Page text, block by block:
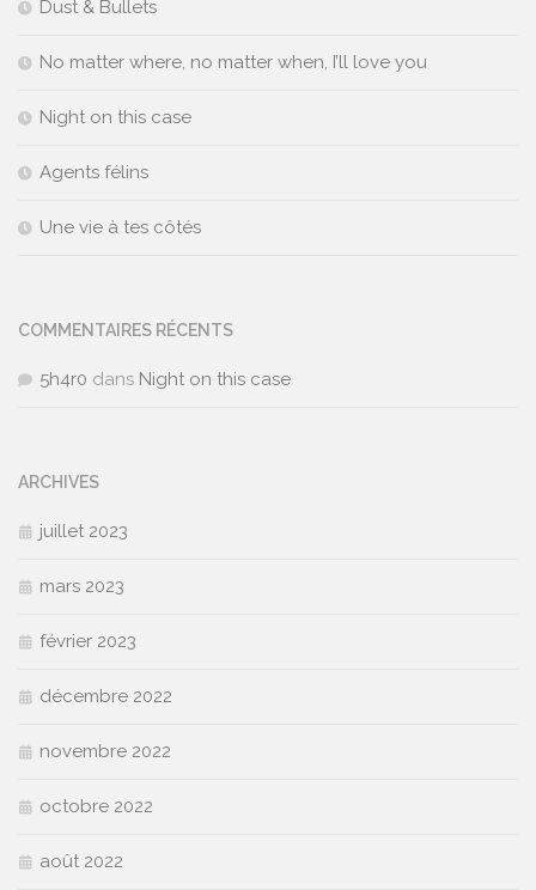
Dust & Bullets
No matter where, no matter when, I’ll love you
Night on this case
Agents félins
Une vie à tes côtés
COMMENTAIRES RÉCENTS
5h4r0 dans Night on this case
ARCHIVES
juillet 2023
mars 2023
février 2023
décembre 2022
novembre 2022
octobre 2022
août 2022